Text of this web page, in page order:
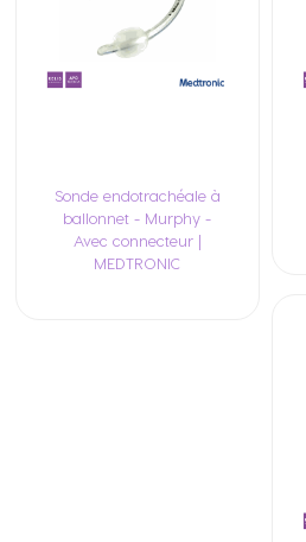
Sonde endotrachéale à
ballonnet - Murphy -
Avec connecteur |
MEDTRONIC